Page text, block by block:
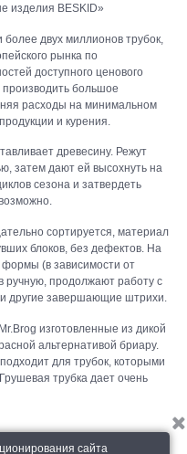
изделия BESKID»
двух миллионов трубок,
рынка по
доступного ценового
большое
расходы на минимальном
и курения.
древесину. Режут
затем дают ей высохнуть на
сезона и затвердеть
сортируется, материал
блоков, без дефектов. На
(в зависимости от
ручную, продолжают работу с
другие завершающие штрихи.
изготовленные из дикой
альтернативой бриару.
для трубок, которыми
трубка дает очень
сайта